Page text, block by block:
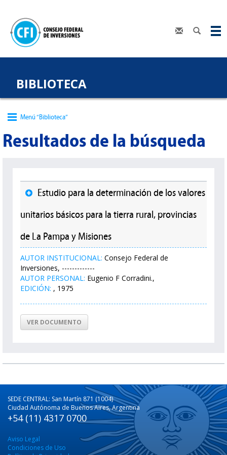
BIBLIOTECA
Menú “Biblioteca”
Resultados de la búsqueda
Estudio para la determinación de los valores
unitarios básicos para la tierra rural, provincias
de La Pampa y Misiones
AUTOR INSTITUCIONAL: Consejo Federal de
Inversiones, -------------
AUTOR PERSONAL: Eugenio F Corradini.,
EDICIÓN: , 1975
VER DOCUMENTO
SEDE CENTRAL: San Martín 871 (1004)
Ciudad Autónoma de Buenos Aires, Argentina
+54 (11) 4317 0700
Aviso Legal
Condiciones de Uso